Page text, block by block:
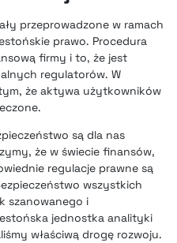
przeprowadzone w ramach
prawo. Procedura
firmy i to, że jest
regulatorów. W
że aktywa użytkowników
są dla nas
że w świecie finansów,
regulacje prawne są
wszystkich
szanowanego i
jednostka analityki
właściwą drogę rozwoju.